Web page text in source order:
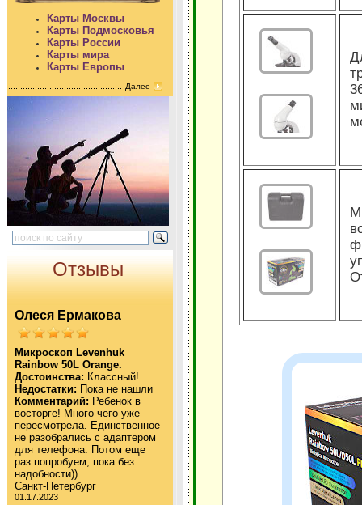
Карты Москвы
Карты Подмосковья
Карты России
Карты мира
Карты Европы
Далее
Отзывы
Олеся Ермакова
Микроскоп Levenhuk
Rainbow 50L Orange.
Достоинства: Классный!
Недостатки: Пока не нашли
Комментарий: Ребенок в
восторге! Много чего уже
пересмотрела. Единственное
не разобрались с адаптером
для телефона. Потом еще
раз попробуем, пока без
надобности))
Санкт-Петербург
01.17.2023